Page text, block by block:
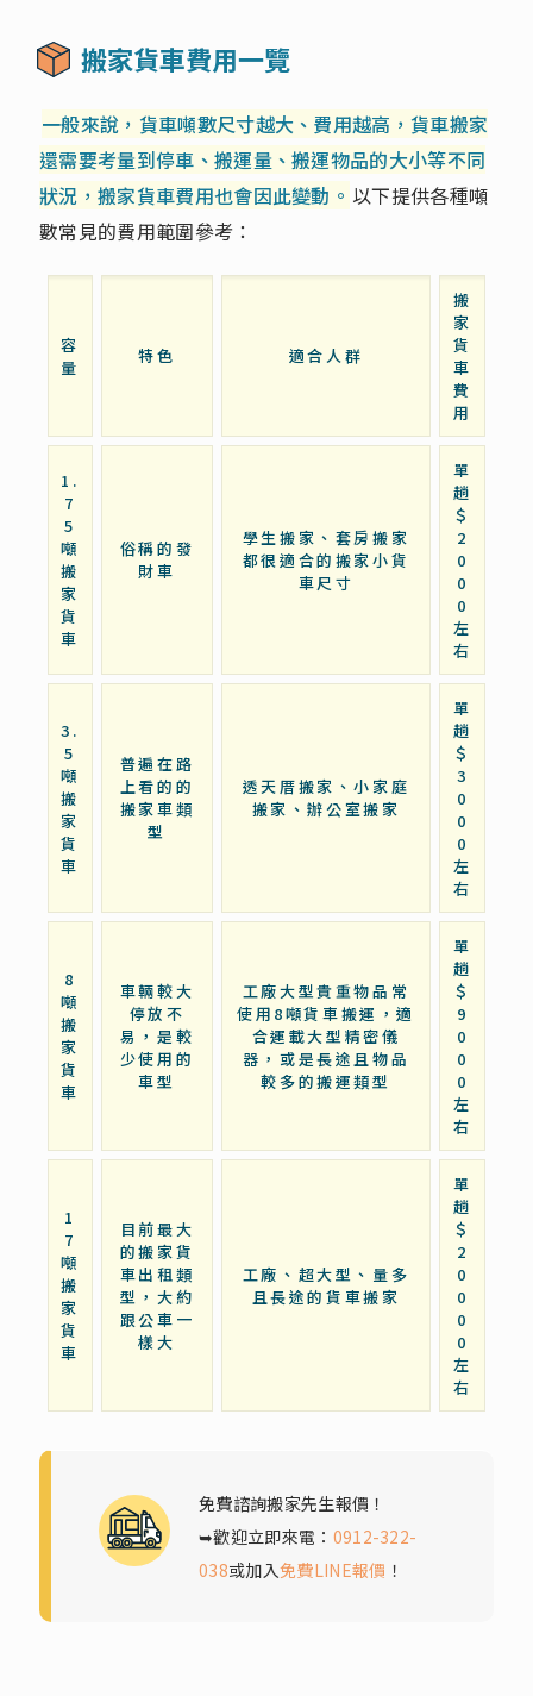
搬家貨車費用一覽
一般來說，貨車噸數尺寸越大、費用越高，貨車搬家
還需要考量到停車、搬運量、搬運物品的大小等不同
狀況，搬家貨車費用也會因此變動。 以下提供各種噸
數常見的費用範圍參考：
容
量
特色 適合人群
搬
家
貨
車
費
用
1.
7
5
噸
搬
家
貨
車
俗稱的發
財車
學生搬家、套房搬家
都很適合的搬家小貨
車尺寸
單
趟
＄
2
0
0
0
左
右
3.
5
噸
搬
家
貨
車
普遍在路
上看的的
搬家車類
型
透天厝搬家、小家庭
搬家、辦公室搬家
單
趟
＄
3
0
0
0
左
右
8
噸
搬
家
貨
車
車輛較大
停放不
易，是較
少使用的
車型
工廠大型貴重物品常
使用8噸貨車搬運，適
合運載大型精密儀
器，或是長途且物品
較多的搬運類型
單
趟
＄
9
0
0
0
左
右
1
7
噸
搬
家
貨
車
目前最大
的搬家貨
車出租類
型，大約
跟公車一
樣大
工廠、超大型、量多
且長途的貨車搬家
單
趟
＄
2
0
0
0
0
左
右
免費諮詢搬家先生報價！
➥歡迎立即來電： 0912-322-
038或加入免費LINE報價 ！